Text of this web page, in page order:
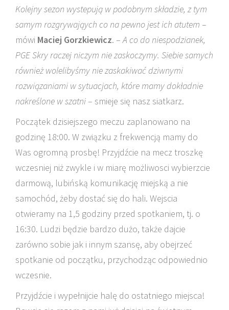
Kolejny sezon wystepują w podobnym składzie, z tym
samym rozgrywająych co na pewno jest ich atutem –
mówi Maciej Gorzkiewicz. –A co do niespodzianek,
PGE Skry raczej niczym nie zaskoczymy. Siebie samych
również wolelibyśmy nie zaskakiwać dziwnymi
rozwiązaniami w sytuacjach, które mamy dokładnie
nakreślone w szatni– smieje się nasz siatkarz.
Początek dzisiejszego meczu zaplanowano na
godzinę 18:00. W związku z frekwencją mamy do
Was ogromną prosbę! Przyjdźcie na mecz troszkę
wczesniej niż zwykle i w miarę możliwosci wybierzcie
darmową, lubińską komunikację miejską a nie
samochód, żeby dostać się do hali. Wejscia
otwieramy na 1,5 godziny przed spotkaniem, tj. o
16:30. Ludzi będzie bardzo dużo, także dajcie
zarówno sobie jak i innym szansę, aby obejrzeć
spotkanie od początku, przychodząc odpowiednio
wczesnie.
Przyjdźcie i wypełnijcie halę do ostatniego miejsca!